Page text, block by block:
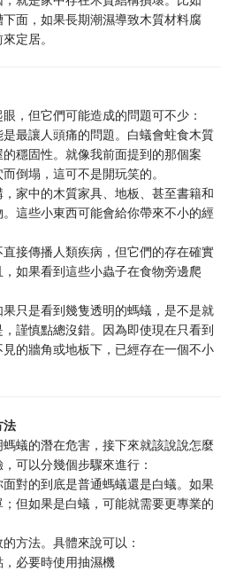
面，如果長期潮濕導致木質材料腐
定居。
，但它們可能造成的問題可不少：
是最讓人頭痛的問題。白蟻會蛀食木質
穩固性。就像我前面提到的那個案
倒塌，這可不是開玩笑的。
，家中的木質家具、地板、甚至書籍和
這些小東西可能會給你帶來不小的經
直接傳播人類疾病，但它們的存在確實
如果看到這些小蟲子在食物旁邊爬
只是看到幾隻透明的螞蟻，是不是就
謹慎點總沒錯。因為即使現在只看到
的牆角或地板下，已經存在一個不小
法
蟻的潛在危害，接下來就該說說怎麼
可以分幾個步驟來進行：
對的到底是普通螞蟻還是白蟻。如果
但如果是白蟻，可能就需要更專業的
方法。具體來說可以：
必要時使用抽濕機